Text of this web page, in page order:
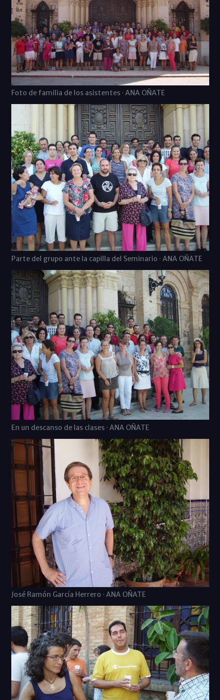
Foto de familia de los asistentes · ANA OÑATE
Parte del grupo ante la capilla del Seminario · ANA OÑATE
En un descanso de las clases · ANA OÑATE
José Ramón García Herrero · ANA OÑATE